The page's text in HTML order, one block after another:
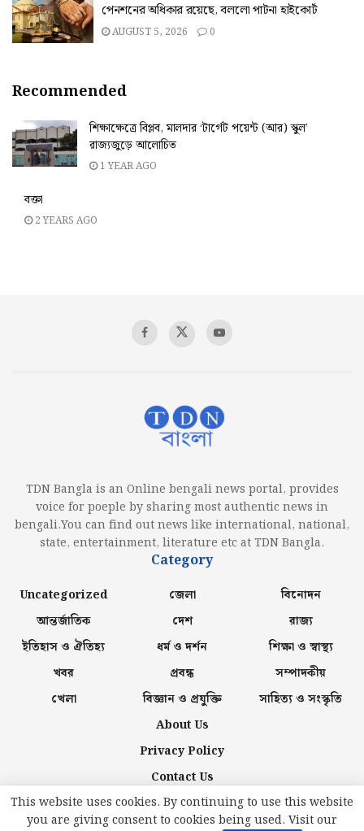
পেনশনের অধিকার রয়েছে, বললো পাটনা হাইকোর্ট
AUGUST 5, 2026 0
Recommended
শিক্ষাক্ষেত্রে বিপ্লব, মালদার ‘টার্গেট পয়েন্ট (আর) স্কুল’
রাজ্যজুড়ে আলোচিত
1 YEAR AGO
বক্তা
2 YEARS AGO
TDN Bangla is an Online bengali news portal, provides
voice for poeple by sharing most authentic news in
bengali.You can find out news like international, national,
state, entertainment, literature etc at TDN Bangla.
Category
Uncategorized
আন্তর্জাতিক
ইতিহাস ও ঐতিহ্য
খবর
খেলা
জেলা
দেশ
ধর্ম ও দর্শন
প্রবন্ধ
বিজ্ঞান ও প্রযুক্তি
বিনোদন
রাজ্য
শিক্ষা ও স্বাস্থ্য
সম্পাদকীয়
সাহিত্য ও সংস্কৃতি
About Us
Privacy Policy
Contact Us
This website uses cookies. By continuing to use this website
you are giving consent to cookies being used. Visit our